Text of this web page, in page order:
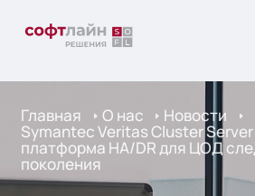
Главная О нас Новости
Symantec Veritas Cluster Server
платформа HA/DR для ЦОД
поколения